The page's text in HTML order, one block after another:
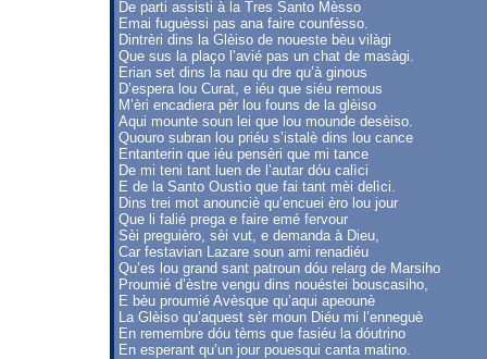
De parti assisti à la Tres Santo Mèsso
Emai fuguèssi pas ana faire counfèsso.
Dintrèri dins la Glèiso de noueste bèu vilàgi
Que sus la plaço l’avié pas un chat de masàgi.
Erian set dins la nau qu dre qu’à ginous
D’espera lou Curat, e iéu que siéu remous
M’èri encadiera pèr lou founs de la glèiso
Aqui mounte soun lei que lou mounde desèiso.
Quouro subran lou priéu s’istalè dins lou cance
Entanterin que iéu pensèri que mi tance
De mi teni tant luen de l’autar dóu calìci
E de la Santo Oustìo que fai tant mèi delìci.
Dins trei mot anounciè qu’encuei èro lou jour
Que li falié prega e faire emé fervour
Sèi preguièro, sèi vut, e demanda à Dieu,
Car festavian Lazare soun ami renadiéu
Qu’es lou grand sant patroun dóu relarg de Marsiho
Proumié d’èstre vengu dins nouéstei bouscasiho,
E bèu proumié Avèsque qu’aqui apeounè
La Glèiso qu’aquest sèr moun Diéu mi l’enneguè
En remembre dóu tèms que fasiéu la dóutrino
En esperant qu’un jour pouesqui canta matino.